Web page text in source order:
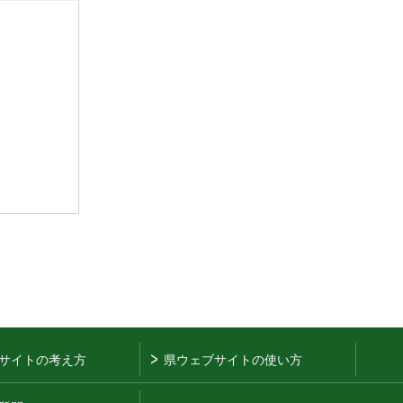
イトの考え方 県ウェブサイトの使い方